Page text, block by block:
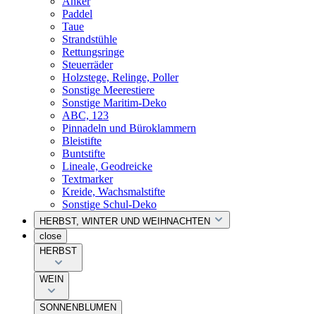
Paddel
Taue
Strandstühle
Rettungsringe
Steuerräder
Holzstege, Relinge, Poller
Sonstige Meerestiere
Sonstige Maritim-Deko
ABC, 123
Pinnadeln und Büroklammern
Bleistifte
Buntstifte
Lineale, Geodreicke
Textmarker
Kreide, Wachsmalstifte
Sonstige Schul-Deko
HERBST, WINTER UND WEIHNACHTEN
close
HERBST
WEIN
SONNENBLUMEN